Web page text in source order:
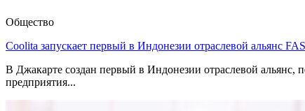
Общество
Coolita запускает первый в Индонезии отраслевой альянс
В Джакарте создан первый в Индонезии отраслевой
предприятия...